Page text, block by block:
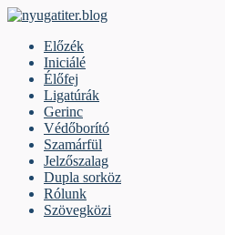
Skip
contentElőzék
Iniciálé
Élőfej
Ligatúrák
Gerinc
Védőborító
Szamárfül
Jelzőszalag
Dupla sorköz
Rólunk
Szövegközi